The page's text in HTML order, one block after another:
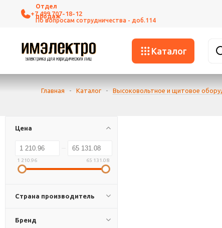
+7 499 707-18-12
Каталог
Главная - Каталог - Высоковольтное и щитовое
Цена
1 210.96 65 131.08
Страна производитель
Бренд